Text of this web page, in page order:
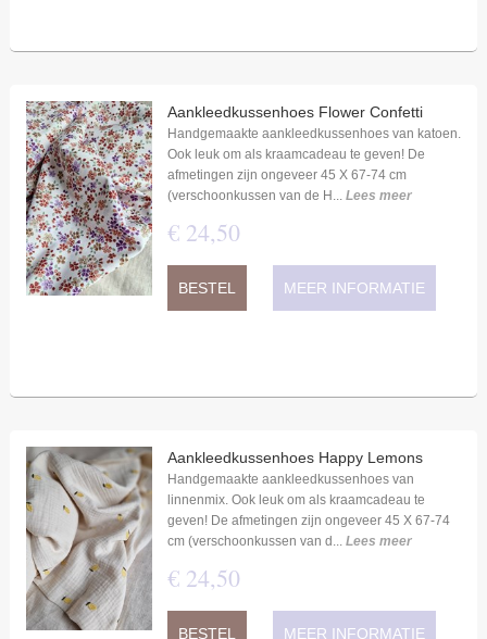
Aankleedkussenhoes Flower Confetti
Handgemaakte aankleedkussenhoes van katoen.
Ook leuk om als kraamcadeau te geven! De
afmetingen zijn ongeveer 45 X 67-74 cm
(verschoonkussen van de H... Lees meer
€ 24,50
BESTEL MEER INFORMATIE
Aankleedkussenhoes Happy Lemons
Handgemaakte aankleedkussenhoes van
linnenmix. Ook leuk om als kraamcadeau te
geven! De afmetingen zijn ongeveer 45 X 67-74
cm (verschoonkussen van d... Lees meer
€ 24,50
BESTEL MEER INFORMATIE